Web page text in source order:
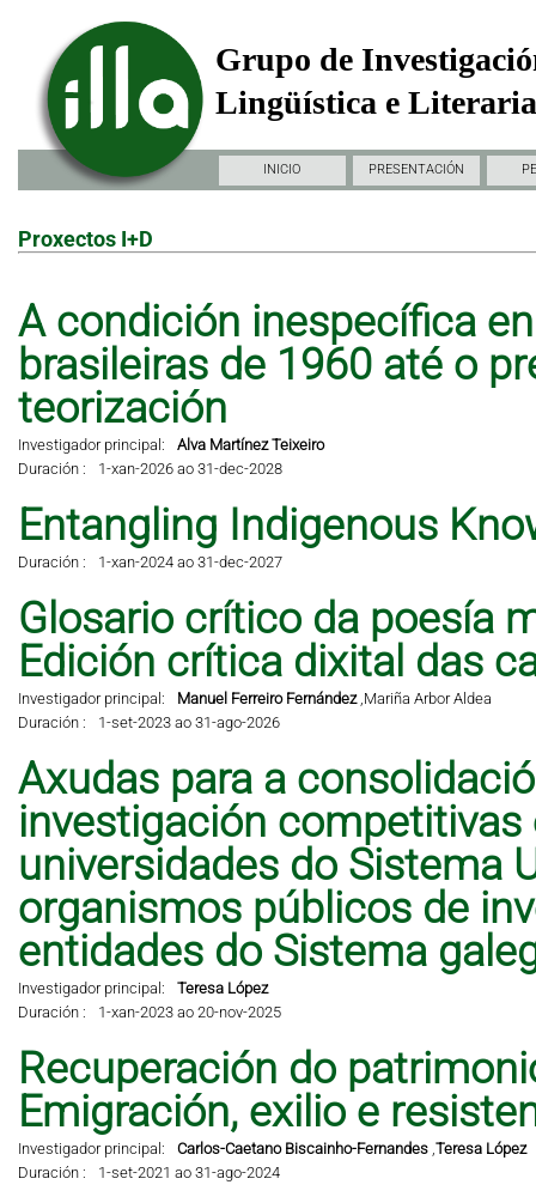
Grupo de
Lingüística e
INICIO PRESENTACIÓN
Proxectos I+D
A condición inespecífica
brasileiras de 1960 até o
teorización
Investigador principal:
Alva Martínez Teixeiro
Duración :
1-xan-2026 ao 31-dec-2028
Entangling Indigenous
Duración : 1-xan-2024 ao 31-dec-2027
Glosario crítico da poesía
Edición crítica dixital das
Investigador principal: Manuel Ferreiro Fernández,Mariña Arbor Aldea
Duración :
1-set-2023 ao 31-ago-2026
Axudas para a
investigación
universidades do Sistema
organismos públicos de
entidades do Sistema
Investigador principal:
Teresa López
Duración :
1-xan-2023 ao 20-nov-2025
Recuperación do
Emigración, exilio e
Investigador principal: Carlos-Caetano Biscainho-Fernandes,Teresa López
Duración :
1-set-2021 ao 31-ago-2024